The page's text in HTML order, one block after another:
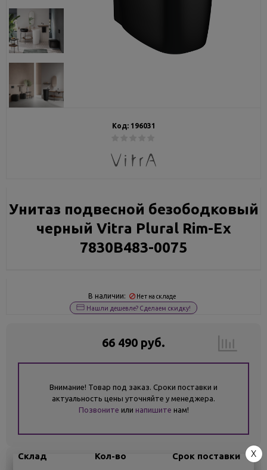
Код: 196031
Унитаз подвесной безободковый
черный Vitra Plural Rim-Ex
7830B483-0075
В наличии: Нет на складе
Нашли дешевле? Сделаем скидку!
66 490 руб.
Внимание! Товар под заказ. Сроки поставки и
актуальность цены уточняйте у менеджера.
Позвоните или напишите нам!
Склад Кол-во Срок поставки X